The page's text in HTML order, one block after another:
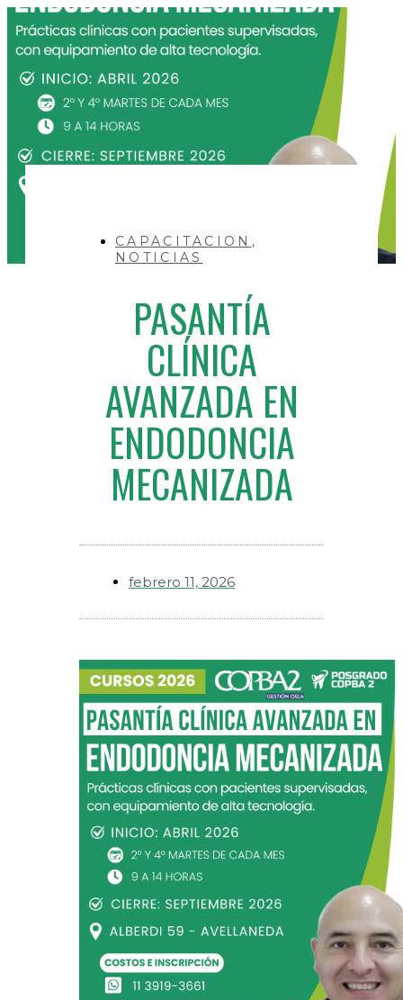
CAPACITACION ,
NOTICIAS
PASANTÍA
CLÍNICA
AVANZADA EN
ENDODONCIA
MECANIZADA
febrero 11, 2026